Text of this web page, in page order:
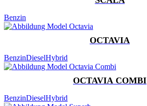
Benzin
OCTAVIA
BenzinDieselHybrid
OCTAVIA COMBI
BenzinDieselHybrid